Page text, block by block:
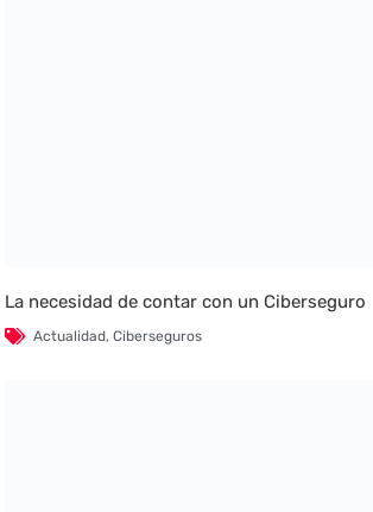
La necesidad de contar con un Ciberseguro
Actualidad,Ciberseguros